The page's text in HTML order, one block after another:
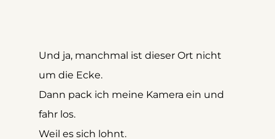
Und ja, manchmal ist dieser Ort nicht
um die Ecke.
Dann pack ich meine Kamera ein und
fahr los.
Weil es sich lohnt.